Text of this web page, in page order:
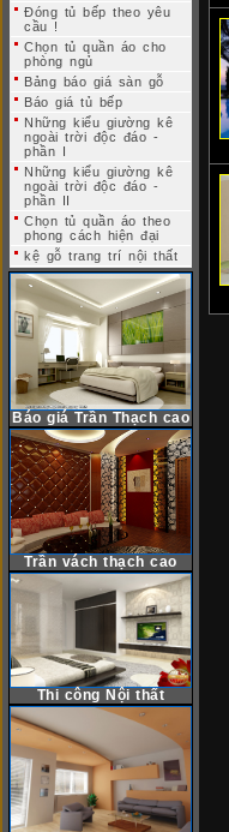
Đóng tủ bếp theo yêu
cầu !
Chọn tủ quần áo cho
phòng ngủ
Bảng báo giá sàn gỗ
Báo giá tủ bếp
Những kiểu giường kê
ngoài trời độc đáo -
phần I
Những kiểu giường kê
ngoài trời độc đáo -
phần II
Chọn tủ quần áo theo
phong cách hiện đại
kệ gỗ trang trí nội thất
Báo giá Trần Thạch cao
Trần vách thạch cao
Thi công Nội thất